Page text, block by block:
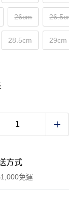
26cm
28.5cm 29cm
方式
免運